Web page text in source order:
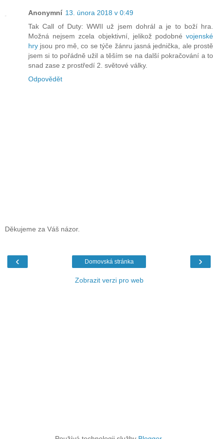
Anonymní 13. února 2018 v 0:49
Tak Call of Duty: WWII už jsem dohrál a je to boží hra.
Možná nejsem zcela objektivní, jelikož podobné vojenské
hry jsou pro mě, co se týče žánru jasná jednička, ale prostě
jsem si to pořádně užil a těším se na další pokračování a to
snad zase z prostředí 2. světové války.
Odpovědět
Děkujeme za Váš názor.
‹ ›
Domovská stránka
Zobrazit verzi pro web